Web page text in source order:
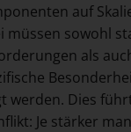
auf
müssen sowohl
als
werden. Dies
Je stärker